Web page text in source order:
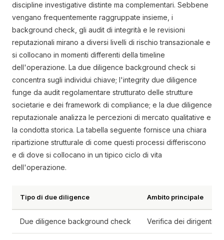
discipline investigative distinte ma complementari. Sebbene
vengano frequentemente raggruppate insieme, i
background check, gli audit di integrità e le revisioni
reputazionali mirano a diversi livelli di rischio transazionale e
si collocano in momenti differenti della timeline
dell'operazione. La due diligence background check si
concentra sugli individui chiave; l'integrity due diligence
funge da audit regolamentare strutturato delle strutture
societarie e dei framework di compliance; e la due diligence
reputazionale analizza le percezioni di mercato qualitative e
la condotta storica. La tabella seguente fornisce una chiara
ripartizione strutturale di come questi processi differiscono
e di dove si collocano in un tipico ciclo di vita
dell'operazione.
Tipo di due diligence Ambito principale
Due diligence background check Verifica dei dirigenti